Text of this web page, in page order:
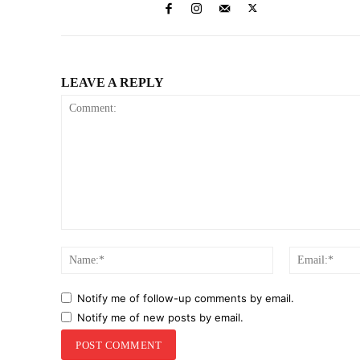
LEAVE A REPLY
Name:*
Notify me of follow-up comments by email.
Notify me of new posts by email.